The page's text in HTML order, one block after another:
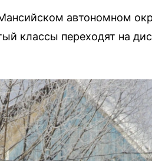
автономном
классы переходят на